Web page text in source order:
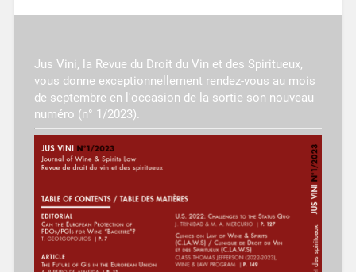
Jus Vini, la Revue du Droit du Vin et des Spiritueux,
vous donne exceptionnellement rendez-vous au mois
de septembre en l'occasion de la sortie son nouveau
numéro (n° 1/2023).